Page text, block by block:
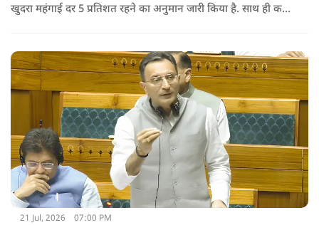
खुदरा महंगाई दर 5 प्रतिशत रहने का अनुमान जारी किया है. साथ ही कहा
21 Jul, 2026 07:00 PM